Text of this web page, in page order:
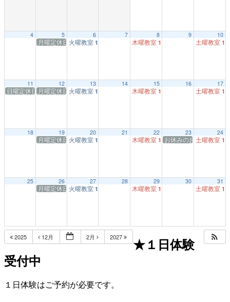
4 5
月曜定休日
6
火曜教室 1:00 PM
7 8
木曜教室 1:00 PM
9 10
土曜教室
11
日曜定休日
12
月曜定休日
13
火曜教室 1:00 PM
14 15
木曜教室 1:00 PM
16 17
土曜教室
18 19
月曜定休日
20
火曜教室 1:00 PM
21 22
木曜教室 1:00 PM
23
お休みのお知らせ★毎
24
土曜教室
25 26
月曜定休日
27
火曜教室 1:00 PM
28 29
木曜教室 1:00 PM
30 31
土曜教室
2025 12月 2月 2027
★１日体験
受付中
１日体験はご予約が必要です。